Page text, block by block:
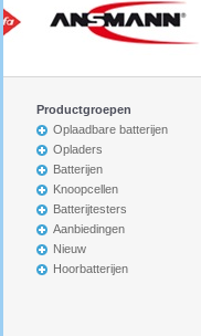
Productgroepen
Oplaadbare batterijen
Opladers
Batterijen
Knoopcellen
Batterijtesters
Aanbiedingen
Nieuw
Hoorbatterijen